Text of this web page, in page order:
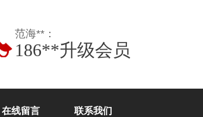
范海**：
186**升级会员
在线留言 联系我们